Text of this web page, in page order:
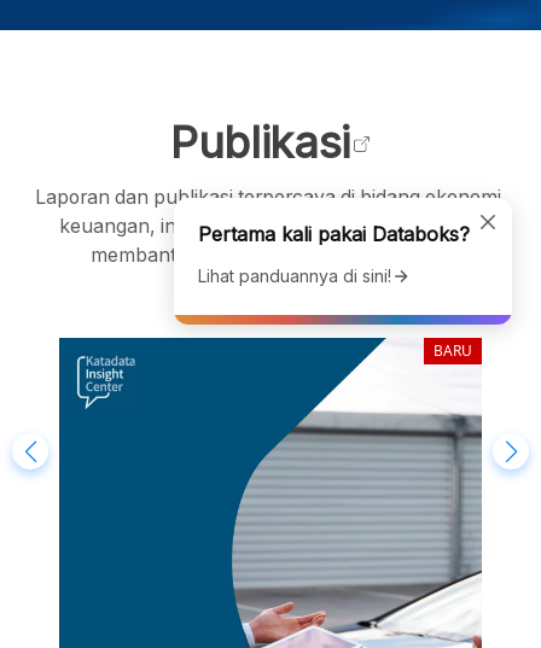
Publikasi
Laporan dan publikasi terpercaya di bidang ekonomi,
keuangan, industri, teknologi, dan lainnya. Siap
membantu Anda mengambil keputusan.
BARU
Pertama kali pakai Databoks?
Lihat panduannya di sini!